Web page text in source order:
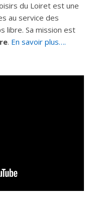
du Loiret est une
au service des
libre. Sa mission est
. En savoir plus….